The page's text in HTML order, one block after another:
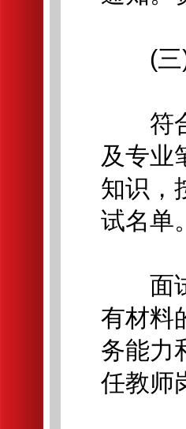
(三)
符合
及专业
知识，
试名单。
面试
有材料
务能力
任教师